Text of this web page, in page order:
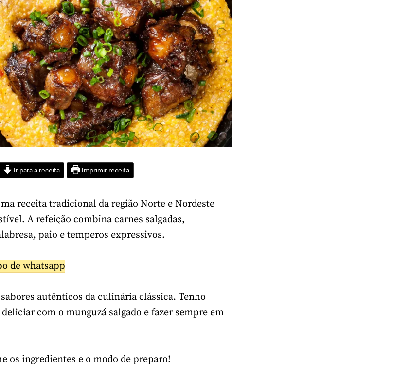
Ir para a receita Imprimir receita
receita tradicional da região Norte e Nordeste
A refeição combina carnes salgadas,
paio e temperos expressivos.
de whatsapp
autênticos da culinária clássica. Tenho
com o munguzá salgado e fazer sempre em
os ingredientes e o modo de preparo!